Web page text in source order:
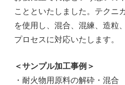
ことといたしました。テクニ
を使用し、混合、混練、造粒
プロセスに対応いたします。
＜サンプル加工事例＞
・耐火物用原料の解砕・混合